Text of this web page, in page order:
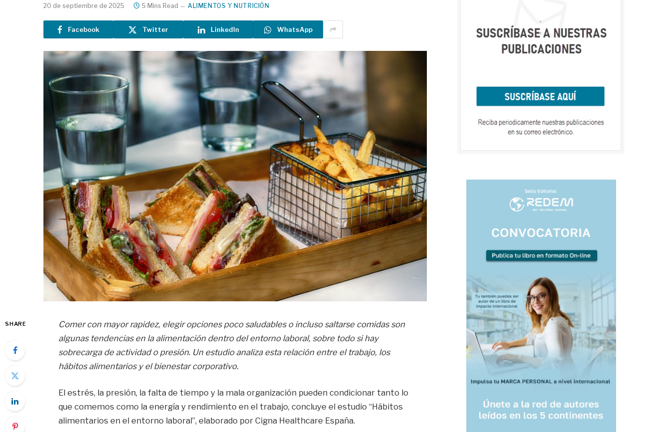
20 de septiembre de 2025 5 Mins Read ALIMENTOS Y NUTRICIÓN
Facebook Twitter LinkedIn WhatsApp
SHARE
Comer con mayor rapidez, elegir opciones poco saludables o incluso saltarse comidas son
algunas tendencias en la alimentación dentro del entorno laboral, sobre todo si hay
sobrecarga de actividad o presión. Un estudio analiza esta relación entre el trabajo, los
hábitos alimentarios y el bienestar corporativo.
El estrés, la presión, la falta de tiempo y la mala organización pueden condicionar tanto lo
que comemos como la energía y rendimiento en el trabajo, concluye el estudio “Hábitos
alimentarios en el entorno laboral”, elaborado por Cigna Healthcare España.